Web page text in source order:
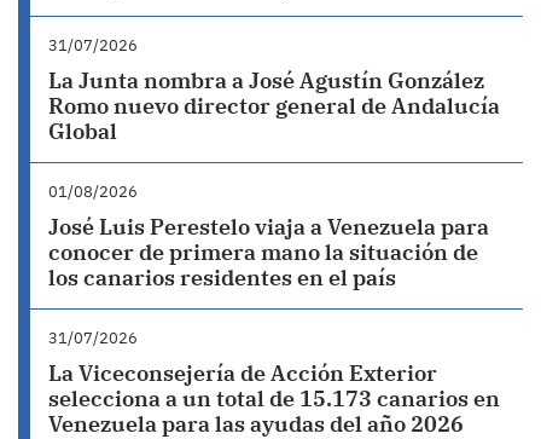
31/07/2026
La Junta nombra a José Agustín González
Romo nuevo director general de Andalucía
Global
01/08/2026
José Luis Perestelo viaja a Venezuela para
conocer de primera mano la situación de
los canarios residentes en el país
31/07/2026
La Viceconsejería de Acción Exterior
selecciona a un total de 15.173 canarios en
Venezuela para las ayudas del año 2026